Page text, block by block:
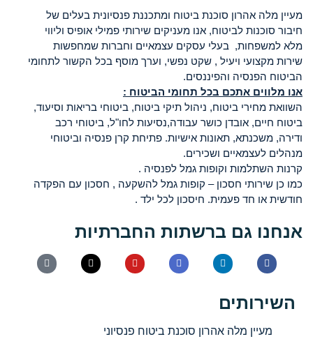
מעיין מלה אהרון סוכנת ביטוח ומתכננת פנסיונית בעלים של
חיבור סוכנות לביטוח, אנו מעניקים שירותי פמילי אופיס וליווי
מלא למשפחות, בעלי עסקים עצמאיים וחברות שמחפשות
שירות מקצועי ויעיל , שקט נפשי, וערך מוסף בכל הקשור לתחומי
הביטוח הפנסיה והפיננסים.
אנו מלווים אתכם בכל תחומי הביטוח :
השוואת מחירי ביטוח, ניהול תיקי ביטוח, ביטוחי בריאות וסיעוד,
ביטוח חיים, אובדן כושר עבודה,נסיעות לחו"ל, ביטוחי רכב
ודירה, משכנתא, תאונות אישיות. פתיחת קרן פנסיה וביטוחי
מנהלים לעצמאיים ושכירים.
קרנות השתלמות וקופות גמל לפנסיה .
כמו כן שירותי חסכון – קופות גמל להשקעה , חסכון עם הפקדה
חודשית או חד פעמית. חיסכון לכל ילד .
אנחנו גם ברשתות החברתיות
השירותים
מעיין מלה אהרון סוכנת ביטוח פנסיוני